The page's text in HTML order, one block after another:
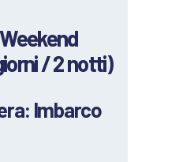
/ 2 notti)
Imbarco